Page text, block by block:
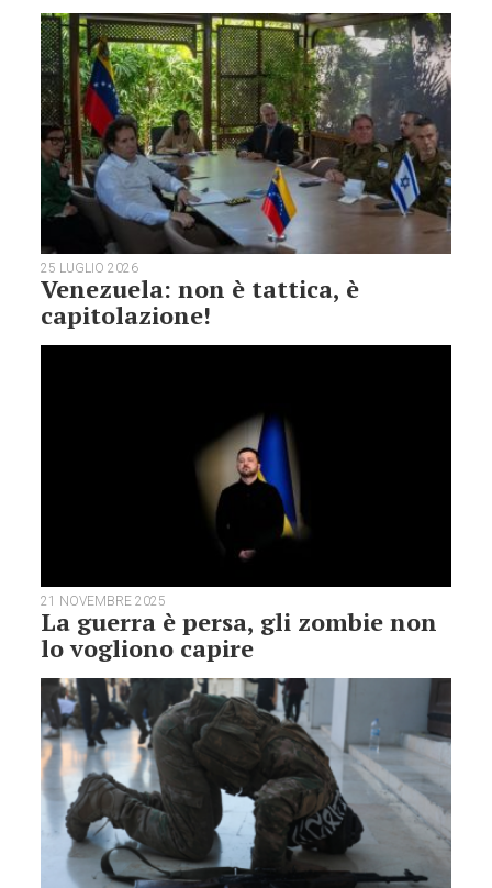
25 LUGLIO 2026
Venezuela: non è tattica, è
capitolazione!
21 NOVEMBRE 2025
La guerra è persa, gli zombie non
lo vogliono capire